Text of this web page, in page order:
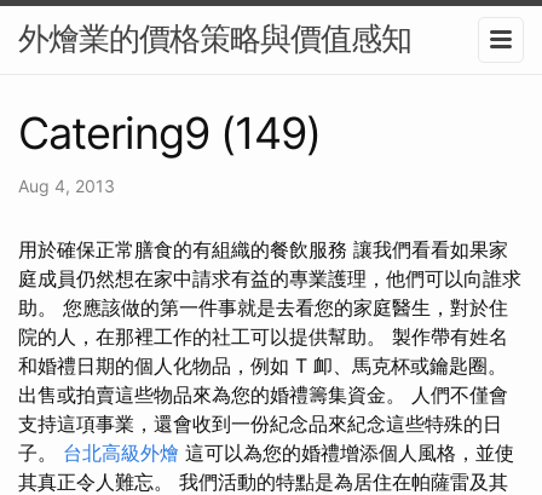
外燴業的價格策略與價值感知
Catering9 (149)
Aug 4, 2013
用於確保正常膳食的有組織的餐飲服務 讓我們看看如果家
庭成員仍然想在家中請求有益的專業護理，他們可以向誰求
助。 您應該做的第一件事就是去看您的家庭醫生，對於住
院的人，在那裡工作的社工可以提供幫助。 製作帶有姓名
和婚禮日期的個人化物品，例如 T 卹、馬克杯或鑰匙圈。
出售或拍賣這些物品來為您的婚禮籌集資金。 人們不僅會
支持這項事業，還會收到一份紀念品來紀念這些特殊的日
子。 台北高級外燴 這可以為您的婚禮增添個人風格，並使
其真正令人難忘。 我們活動的特點是為居住在帕薩雷及其